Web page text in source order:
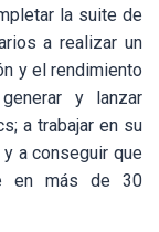
la suite de
a realizar un
y el rendimiento
y lanzar
a trabajar en su
a conseguir que
en más de 30